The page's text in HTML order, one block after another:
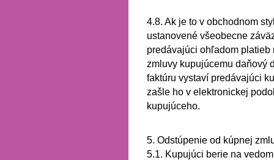
4.8. Ak je to v obchodnom
ustanovené všeobecne
predávajúci ohľadom
zmluvy kupujúcemu daňový
faktúru vystaví predávajúci
zašle ho v elektronickej
kupujúceho.
5. Odstúpenie od kúpnej
5.1. Kupujúci berie na